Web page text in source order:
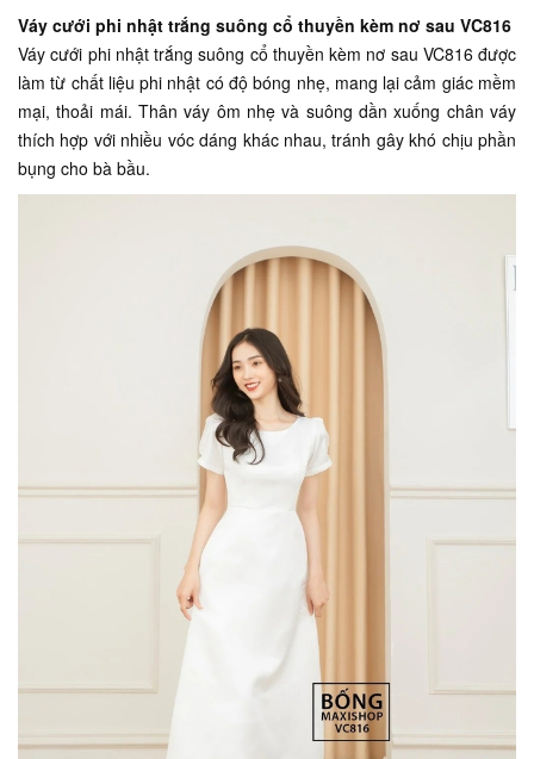
Váy cưới phi nhật trắng suông cổ thuyền kèm nơ sau VC816
Váy cưới phi nhật trắng suông cổ thuyền kèm nơ sau VC816 được
làm từ chất liệu phi nhật có độ bóng nhẹ, mang lại cảm giác mềm
mại, thoải mái. Thân váy ôm nhẹ và suông dần xuống chân váy
thích hợp với nhiều vóc dáng khác nhau, tránh gây khó chịu phần
bụng cho bà bầu.